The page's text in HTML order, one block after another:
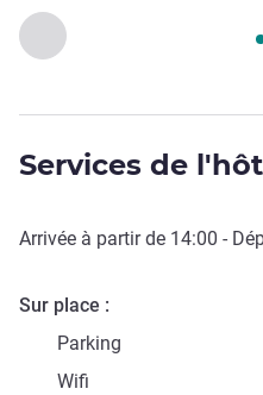
Précédent - Accès &
Page , Accès &
Services de
Arrivée à partir de 14:00 -
Sur place
Parking
Wifi